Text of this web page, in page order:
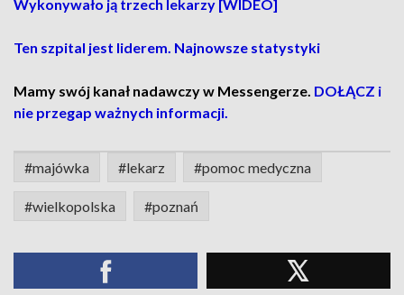
Wykonywało ją trzech lekarzy [WIDEO]
Ten szpital jest liderem. Najnowsze statystyki
Mamy swój kanał nadawczy w Messengerze. DOŁĄCZ i
nie przegap ważnych informacji.
#majówka #lekarz #pomoc medyczna
#wielkopolska #poznań